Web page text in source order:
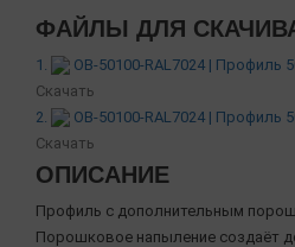
ФАЙЛЫ ДЛЯ
1.
OB-50100-RAL7024 | Профиль
Скачать
2.
OB-50100-RAL7024 | Профиль
Скачать
ОПИСАНИЕ
Профиль с дополнительным
Порошковое напыление создаёт